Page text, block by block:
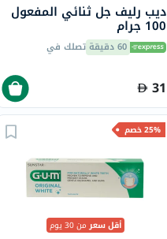
ديب رليف جل ثنائي المفعول
100 جرام
60 دقيقة تصلك في
31
25% خصم
أقل سعرمن 30 يوم